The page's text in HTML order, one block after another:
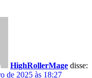
HighRollerMage disse:
de 2025 às 18:27